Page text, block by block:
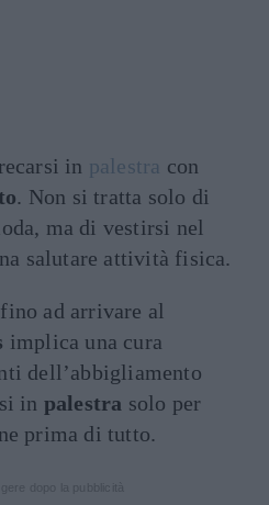
in palestra con
. Non si tratta solo di
ma di vestirsi nel
salutare attività fisica.
ad arrivare al
implica una cura
dell’abbigliamento
in palestra solo per
prima di tutto.